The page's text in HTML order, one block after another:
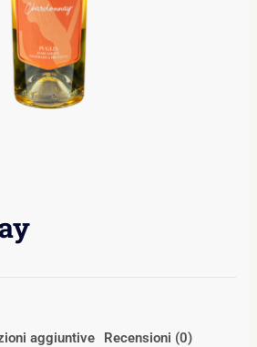
aggiuntive Recensioni (0)